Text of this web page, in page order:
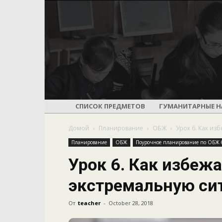
СПИСОК ПРЕДМЕТОВ ГУМАНИТАРНЫЕ
Домой Планирование ОБЖ Урок 6. Как
Планирование ОБЖ Поурочное планирование по ОБЖ
Урок 6. Как
экстремальную
От teacher - October 28, 2018